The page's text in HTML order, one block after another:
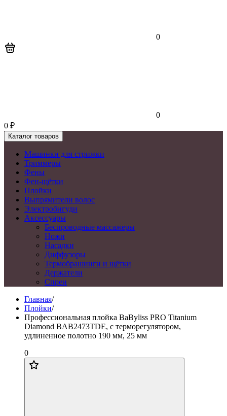
0
0
0 ₽
Каталог товаров
Машинки для стрижки
Триммеры
Фены
Фен-щётки
Плойки
Выпрямители волос
Электробигуди
Аксессуары
Беспроводные массажеры
Ножи
Насадки
Диффузоры
Термобрашинги и щётки
Держатели
Спреи
Главная/
Плойки/
Профессиональная плойка BaByliss PRO Titanium
Diamond BAB2473TDE, с терморегулятором,
удлиненное полотно 190 мм, 25 мм
0